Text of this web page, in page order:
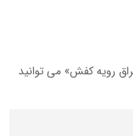
رویه کفش» می توانید